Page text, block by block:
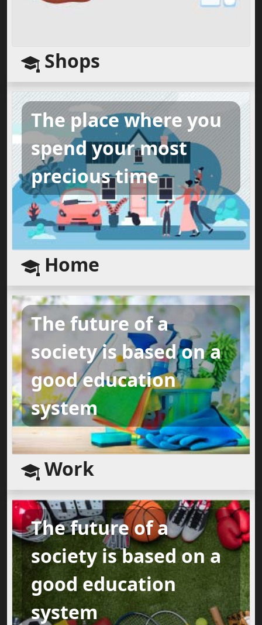
Shops
The place where you
spend your most
precious time
Home
The future of a
society is based on a
good education
system
Work
The future of a
society is based on a
good education
system